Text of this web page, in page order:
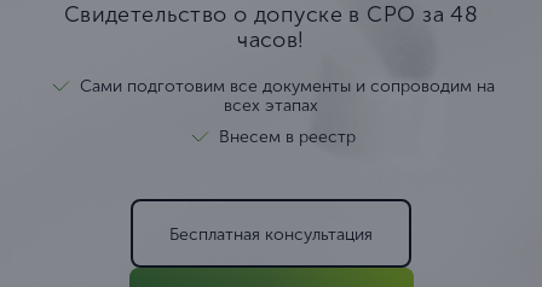
Свидетельство о допуске в СРО за 48
часов!
Сами подготовим все документы и сопроводим на
всех этапах
Внесем в реестр
Бесплатная консультация